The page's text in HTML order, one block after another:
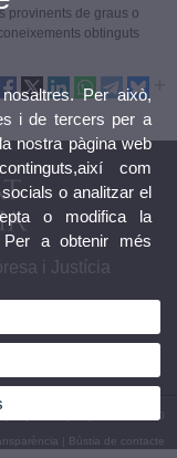
provinents de graus o
obtinguts
i Justícia
Tel. (+34) 96 386 41 00
Bùstia de contacte
Per això,
i de tercers per a
nostra pàgina web
com
o analitzar el
o modifica la
a obtenir més